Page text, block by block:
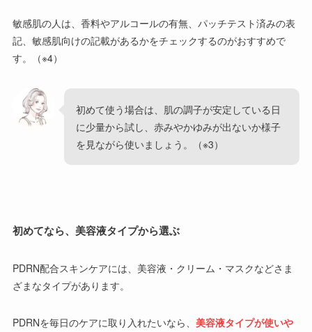
敏感肌の人は、香料やアルコールの有無、パッチテスト済みの表
記、敏感肌向けの記載があるかをチェックするのがおすすめで
す。（※4）
初めて使う場合は、肌の調子が安定している日
に少量から試し、赤みやかゆみが出ないか様子
を見ながら使いましょう。（※3）
初めてなら、美容液タイプから選ぶ
PDRN配合スキンケアには、美容液・クリーム・マスクなどさま
ざまなタイプがあります。
PDRNを毎日のケアに取り入れたいなら、 美容液タイプが使いや